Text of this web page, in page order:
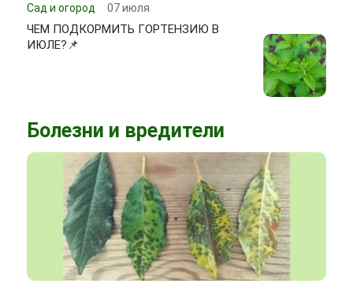
Сад и огород 07 июля
ЧЕМ ПОДКОРМИТЬ ГОРТЕНЗИЮ В
ИЮЛЕ?📌
Болезни и вредители